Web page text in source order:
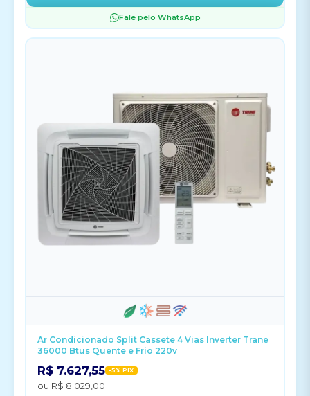
Fale pelo WhatsApp
Ar Condicionado Split Cassete 4 Vias Inverter Trane
36000 Btus Quente e Frio 220v
R$ 7.627,55 -5% PIX
ou R$ 8.029,00